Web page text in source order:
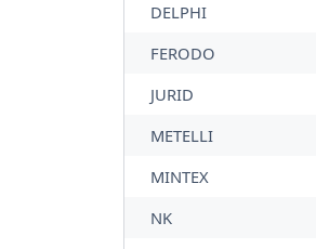
DELPHI
FERODO
JURID
METELLI
MINTEX
NK